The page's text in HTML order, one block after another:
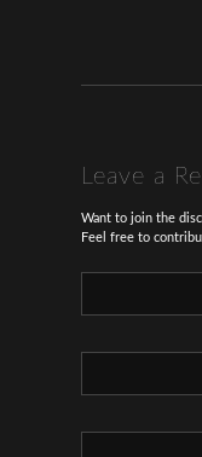
Leave a
Want to join the
Feel free to